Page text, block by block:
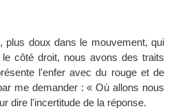
plus doux dans le mouvement, qui
côté droit, nous avons des traits
l'enfer avec du rouge et de
me demander : « Où allons nous
dire l'incertitude de la réponse.